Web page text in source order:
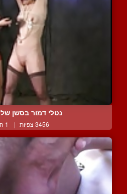
נטלי דמור בסשן
3456 צפיות | 1 המלצות